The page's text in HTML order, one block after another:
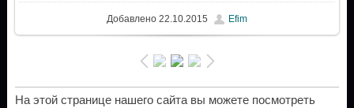
Добавлено22.10.2015 Efim
На этой странице нашего сайта вы можете посмотреть